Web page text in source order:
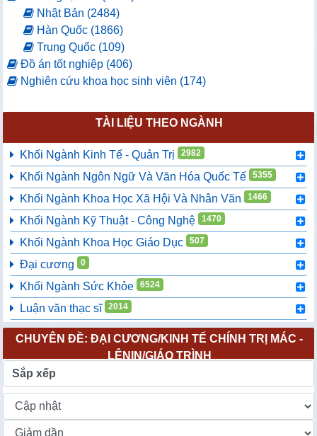
Nhật Bản (2484)
Hàn Quốc (1866)
Trung Quốc (109)
Đồ án tốt nghiệp (406)
Nghiên cứu khoa học sinh viên (174)
TÀI LIỆU THEO NGÀNH
Khối Ngành Kinh Tế - Quản Trị 2982
Khối Ngành Ngôn Ngữ Và Văn Hóa Quốc Tế 5355
Khối Ngành Khoa Học Xã Hội Và Nhân Văn 1466
Khối Ngành Kỹ Thuật - Công Nghệ 1470
Khối Ngành Khoa Học Giáo Dục 507
Đại cương 0
Khối Ngành Sức Khỏe 6524
Luận văn thạc sĩ 2014
CHUYÊN ĐỀ: ĐẠI CƯƠNG/KINH TẾ CHÍNH TRỊ MÁC -
LÊNIN/GIÁO TRÌNH
Sắp xếp